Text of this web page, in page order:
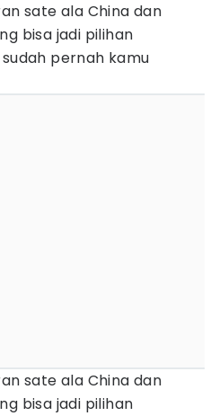
sate ala China dan
bisa jadi pilihan
pernah kamu
sate ala China dan
bisa jadi pilihan